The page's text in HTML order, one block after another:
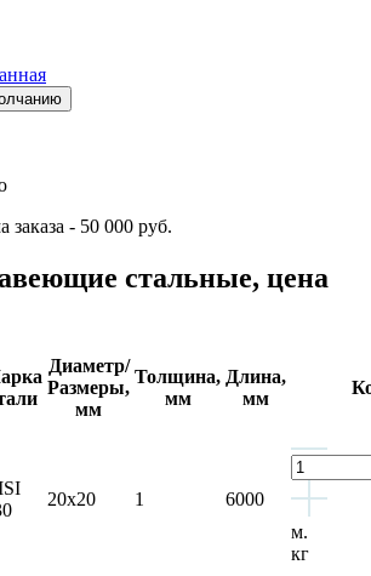
- 50 000 руб.
стальные, цена
Диаметр/
Размеры,
мм
Толщина,
мм
Длина,
мм
20x20 1
6000
м.
кг